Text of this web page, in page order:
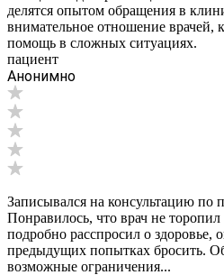
делятся опытом обращения в
внимательное отношение врачей,
помощь в сложных ситуациях.
пациент
Анонимно
Записывался на консультацию по
Понравилось, что врач не торопил
подробно расспросил о здоровье,
предыдущих попытках бросить.
возможные ограничения...